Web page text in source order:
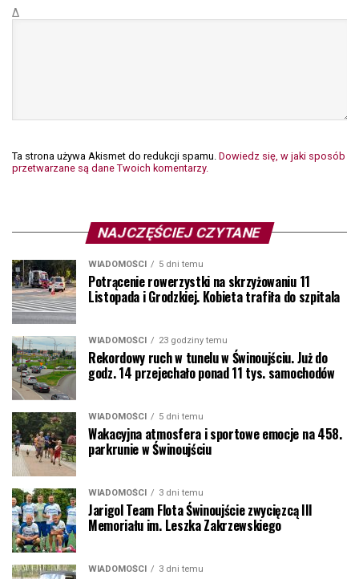
Δ
Ta strona używa Akismet do redukcji spamu. Dowiedz się, w jaki sposób
przetwarzane są dane Twoich komentarzy.
NAJCZĘŚCIEJ CZYTANE
WIADOMOŚCI 5 dni temu
Potrącenie rowerzystki na skrzyżowaniu 11
Listopada i Grodzkiej. Kobieta trafiła do szpitala
WIADOMOŚCI 23 godziny temu
Rekordowy ruch w tunelu w Świnoujściu. Już do
godz. 14 przejechało ponad 11 tys. samochodów
WIADOMOŚCI 5 dni temu
Wakacyjna atmosfera i sportowe emocje na 458.
parkrunie w Świnoujściu
WIADOMOŚCI 3 dni temu
Jarigol Team Flota Świnoujście zwycięzcą III
Memoriału im. Leszka Zakrzewskiego
WIADOMOŚCI 3 dni temu